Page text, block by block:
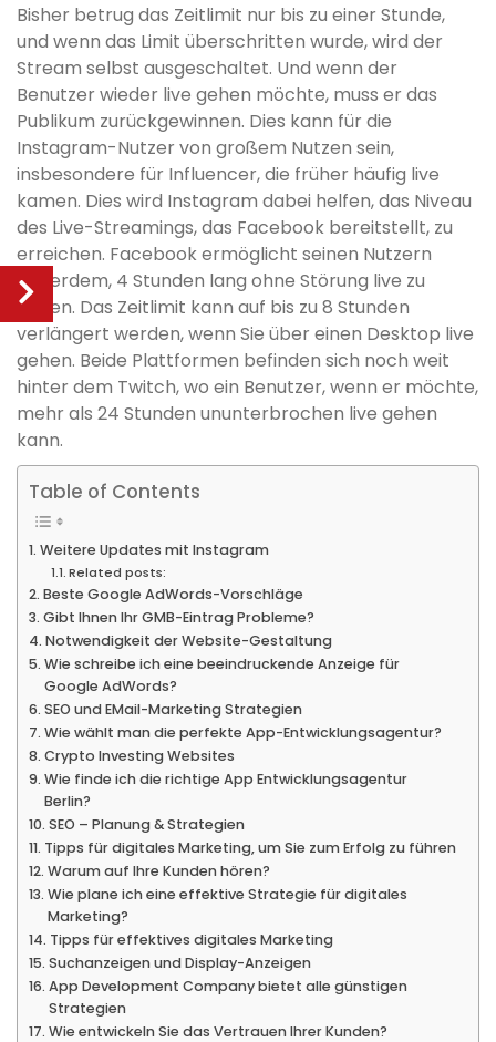
Bisher betrug das Zeitlimit nur bis zu einer Stunde,
und wenn das Limit überschritten wurde, wird der
Stream selbst ausgeschaltet. Und wenn der
Benutzer wieder live gehen möchte, muss er das
Publikum zurückgewinnen. Dies kann für die
Instagram-Nutzer von großem Nutzen sein,
insbesondere für Influencer, die früher häufig live
kamen. Dies wird Instagram dabei helfen, das Niveau
des Live-Streamings, das Facebook bereitstellt, zu
erreichen. Facebook ermöglicht seinen Nutzern
außerdem, 4 Stunden lang ohne Störung live zu
gehen. Das Zeitlimit kann auf bis zu 8 Stunden
verlängert werden, wenn Sie über einen Desktop live
gehen. Beide Plattformen befinden sich noch weit
hinter dem Twitch, wo ein Benutzer, wenn er möchte,
mehr als 24 Stunden ununterbrochen live gehen
kann.
Table of Contents
Weitere Updates mit Instagram
Related posts:
Beste Google AdWords-Vorschläge
Gibt Ihnen Ihr GMB-Eintrag Probleme?
Notwendigkeit der Website-Gestaltung
Wie schreibe ich eine beeindruckende Anzeige für
Google AdWords?
SEO und EMail-Marketing Strategien
Wie wählt man die perfekte App-Entwicklungsagentur?
Crypto Investing Websites
Wie finde ich die richtige App Entwicklungsagentur
Berlin?
SEO – Planung & Strategien
Tipps für digitales Marketing, um Sie zum Erfolg zu führen
Warum auf Ihre Kunden hören?
Wie plane ich eine effektive Strategie für digitales
Marketing?
Tipps für effektives digitales Marketing
Suchanzeigen und Display-Anzeigen
App Development Company bietet alle günstigen
Strategien
Wie entwickeln Sie das Vertrauen Ihrer Kunden?